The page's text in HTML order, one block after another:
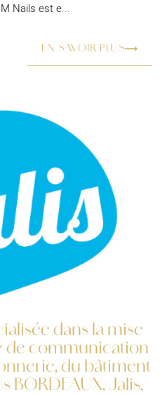
Nails est e...
EN SAVOIR PLUS
dans la mise
de communication
du bâtiment
BORDEAUX, Jalis,